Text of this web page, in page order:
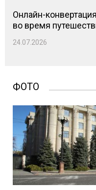
Онлайн-
во время
24.07.2026
ФОТО